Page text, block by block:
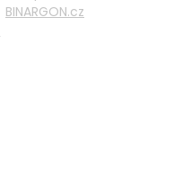
BINARGON.cz